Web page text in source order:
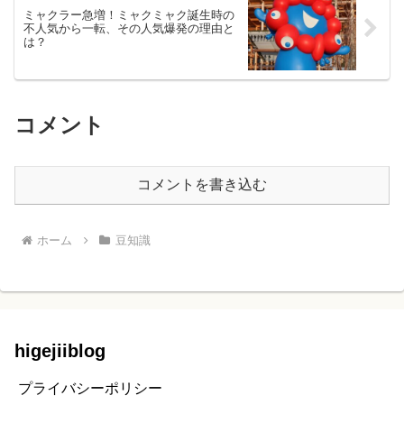
ミャクラー急増！ミャクミャク誕生時の
不人気から一転、その人気爆発の理由と
は？
コメント
コメントを書き込む
ホーム 豆知識
higejiiblog
プライバシーポリシー